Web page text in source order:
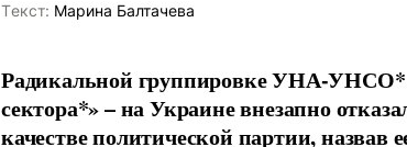
Tекст: Марина Балтачева
Радикальной группировке УНА-УНСО*
сектора*» – на Украине внезапно
качестве политической партии, назвав